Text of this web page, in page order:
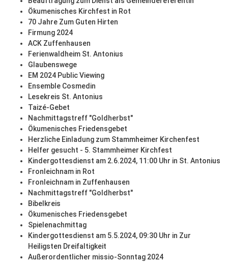
Ökumenisches Kirchfest in Rot
70 Jahre Zum Guten Hirten
Firmung 2024
ACK Zuffenhausen
Ferienwaldheim St. Antonius
Glaubenswege
EM 2024 Public Viewing
Ensemble Cosmedin
Lesekreis St. Antonius
Taizé-Gebet
Nachmittagstreff "Goldherbst"
Ökumenisches Friedensgebet
Herzliche Einladung zum Stammheimer Kirchenfest
Helfer gesucht - 5. Stammheimer Kirchfest
Kindergottesdienst am 2.6.2024, 11:00 Uhr in St. Antonius
Fronleichnam in Rot
Fronleichnam in Zuffenhausen
Nachmittagstreff "Goldherbst"
Bibelkreis
Ökumenisches Friedensgebet
Spielenachmittag
Kindergottesdienst am 5.5.2024, 09:30 Uhr in Zur
Heiligsten Dreifaltigkeit
Außerordentlicher missio-Sonntag 2024